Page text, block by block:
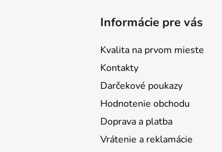
Informácie pre vás
Kvalita na prvom mieste
Kontakty
Darčekové poukazy
Hodnotenie obchodu
Doprava a platba
Vrátenie a reklamácie